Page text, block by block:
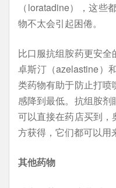
（loratadine），这
物不太会引起困倦。
比口服抗组胺药更安
卓斯汀（azelastine）
类药物有助于防止打
感降到最低。抗组胺剂
可以直接在药店买到
方获得，它们都可以用
其他药物